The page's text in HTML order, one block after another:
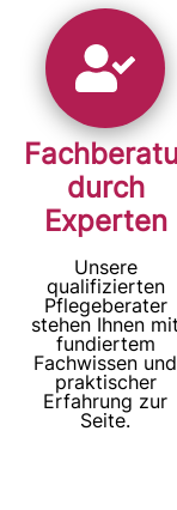
durch
Experten
Unsere
qualifizierten
Pflegeberater
stehen Ihnen mit
fundiertem
Fachwissen und
praktischer
Erfahrung zur
Seite.